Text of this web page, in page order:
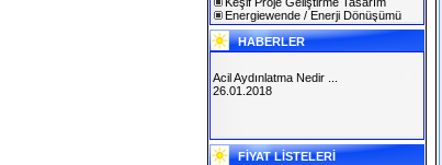
Energiewende / Enerji Dönüşümü
HABERLER
SOLAREX ISTANBUL 2019
30.01.2019
Acil Aydınlatma Nedir ...
26.01.2018
FİYAT LİSTELERİ